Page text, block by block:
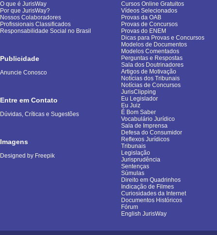
O que é JurisWay
Por que JurisWay?
Nossos Colaboradores
Profissionais Classificados
Responsabilidade Social no Brasil
Publicidade
Anuncie Conosco
Entre em Contato
Dúvidas, Críticas e Sugestões
Imagens
Designed by Freepik
Cursos Online Gratuitos
Vídeos Selecionados
Provas da OAB
Provas de Concursos
Provas do ENEM
Dicas para Provas e Concursos
Modelos de Documentos
Modelos Comentados
Perguntas e Respostas
Sala dos Doutrinadores
Artigos de Motivação
Notícias dos Tribunais
Notícias de Concursos
JurisClipping
Eu Legislador
Eu Juiz
É Bom Saber
Vocabulário Jurídico
Sala de Imprensa
Defesa do Consumidor
Reflexos Jurídicos
Tribunais
Legislação
Jurisprudência
Sentenças
Súmulas
Direito em Quadrinhos
Indicação de Filmes
Curiosidades da Internet
Documentos Históricos
Fórum
English JurisWay